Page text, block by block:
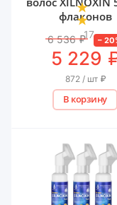
17
флаконов
6 536 ₽ – 20
5 229
872 / шт ₽
В корзину